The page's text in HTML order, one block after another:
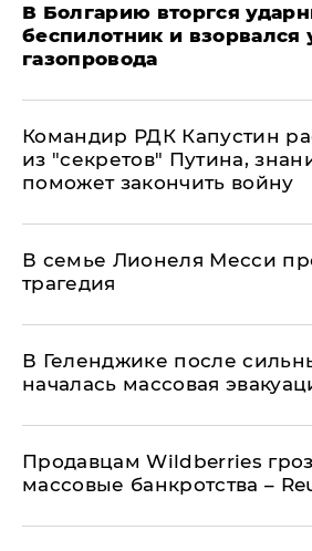
В Болгарию вторгся
беспилотник и взорвался
газопровода
Командир РДК Капустин
из "секретов" Путина,
поможет закончить войну
В семье Лионеля Месси
трагедия
В Геленджике после
началась массовая
Продавцам Wildberries
массовые банкротства –